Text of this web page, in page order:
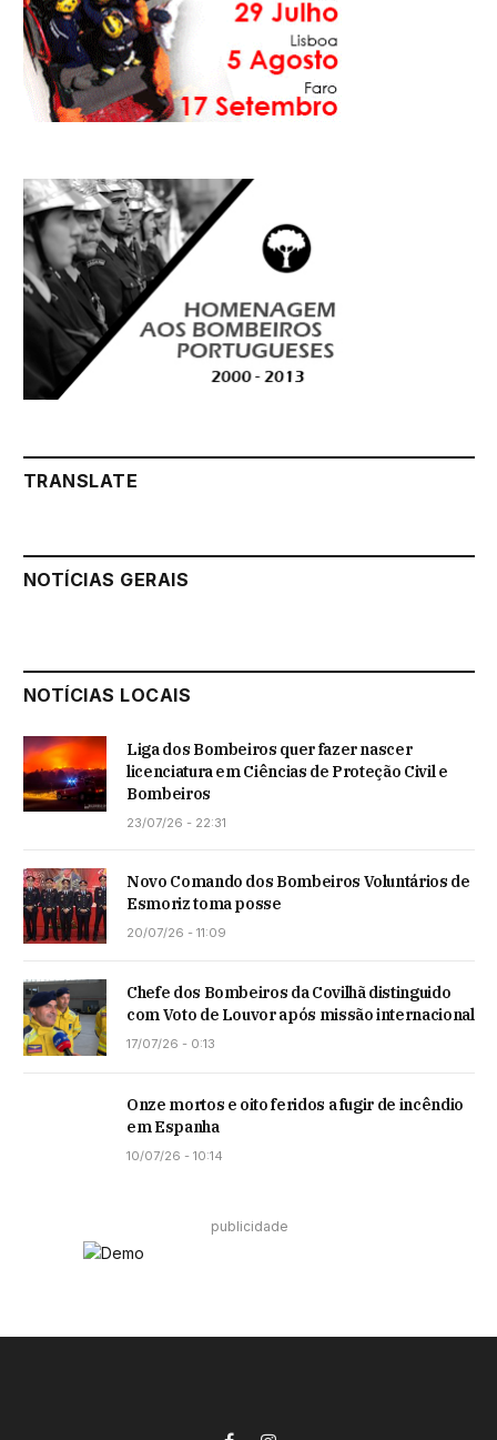
TRANSLATE
NOTÍCIAS GERAIS
NOTÍCIAS LOCAIS
Liga dos Bombeiros quer fazer nascer
licenciatura em Ciências de Proteção Civil e
Bombeiros
23/07/26 - 22:31
Novo Comando dos Bombeiros Voluntários de
Esmoriz toma posse
20/07/26 - 11:09
Chefe dos Bombeiros da Covilhã distinguido
com Voto de Louvor após missão internacional
17/07/26 - 0:13
Onze mortos e oito feridos a fugir de incêndio
em Espanha
10/07/26 - 10:14
publicidade